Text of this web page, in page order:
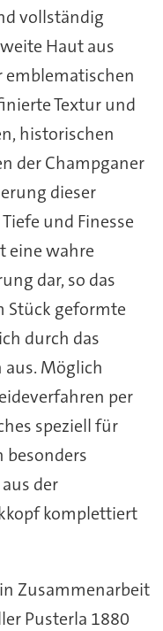
vollständig
Haut aus
emblematischen
Textur und
historischen
der Champganer
dieser
und Finesse
eine wahre
dar, so das
Stück geformte
durch das
aus. Möglich
per
speziell für
besonders
der
komplettiert
Zusammenarbeit
Pusterla 1880